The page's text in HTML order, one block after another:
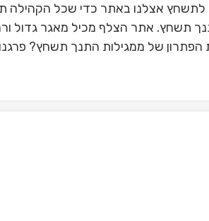
אצלנו באתר כדי שכל הקהילה
תשחץ. אתר הצלף מכיל מאגר גדול
של ממגילות התנך תשחץ? פרגנו